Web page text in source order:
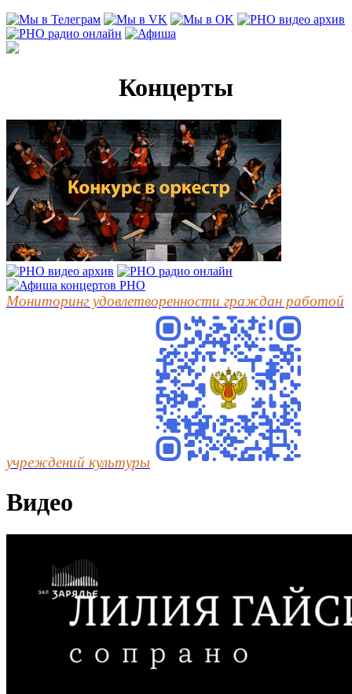
Концерты
Мониторинг удовлетворенности граждан работой
учреждений культуры
Видео